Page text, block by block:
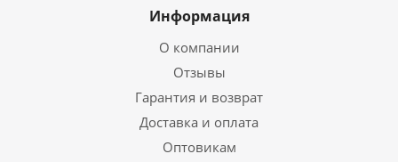
Информация
О компании
Отзывы
Гарантия и возврат
Доставка и оплата
Оптовикам